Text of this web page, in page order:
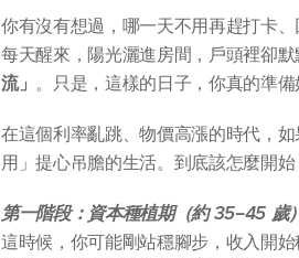
你有沒有想過，哪一天不用再趕打卡
每天醒來，陽光灑進房間，戶頭裡卻
流」 。只是，這樣的日子，你真的準備
在這個利率亂跳、物價高漲的時代，
用」提心吊膽的生活。到底該怎麼開
第一階段：資本種植期（約 35–45 歲）
這時候，你可能剛站穩腳步，收入開